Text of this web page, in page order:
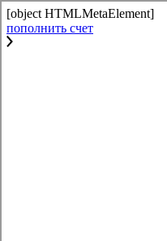
[object HTMLMetaElement]
пополнить счет